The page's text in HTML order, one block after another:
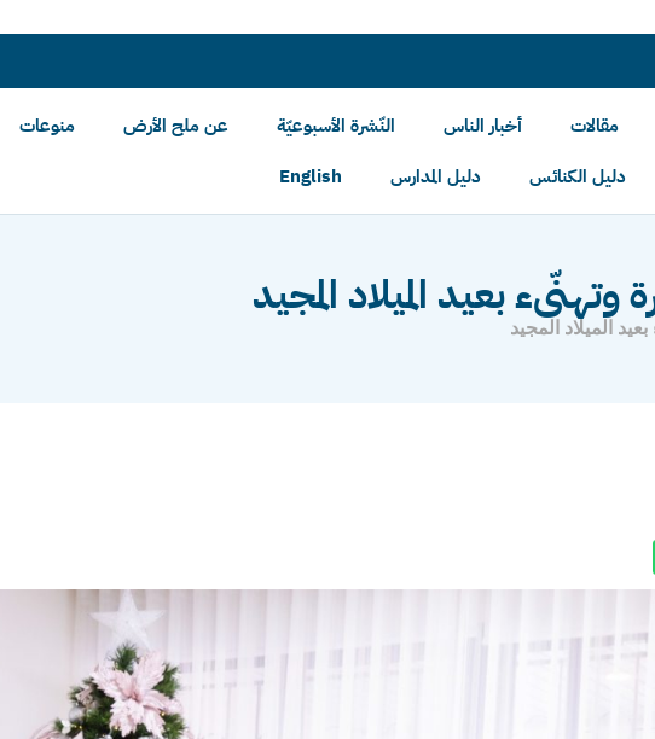
مقالات أخبار الناس النّشرة الأسبوعيّة عن ملح الأرض
منوعات
دليل الكنائس
دليل المدارس English
وتهنّىء بعيد الميلاد المجيد
الميلاد المجيد